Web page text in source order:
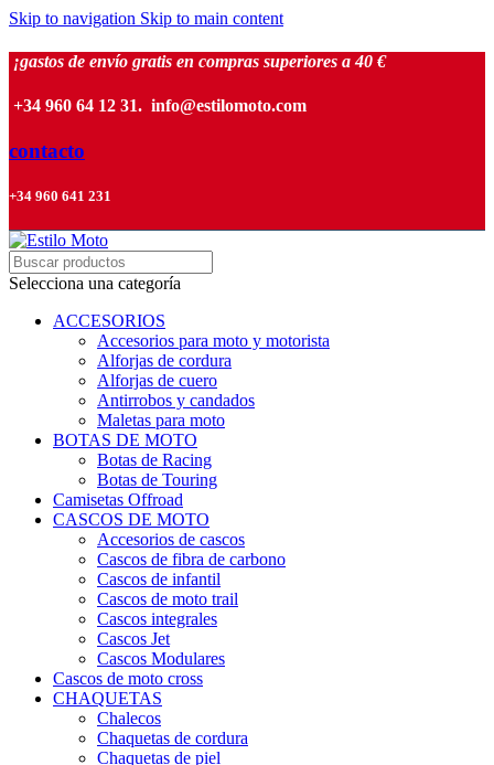
Skip to navigation Skip to main content
¡gastos de envío gratis en compras superiores a 40 €
+34 960 64 12 31. info@estilomoto.com
contacto
+34 960 641 231
Selecciona una categoría
ACCESORIOS
Accesorios para moto y motorista
Alforjas de cordura
Alforjas de cuero
Antirrobos y candados
Maletas para moto
BOTAS DE MOTO
Botas de Racing
Botas de Touring
Camisetas Offroad
CASCOS DE MOTO
Accesorios de cascos
Cascos de fibra de carbono
Cascos de infantil
Cascos de moto trail
Cascos integrales
Cascos Jet
Cascos Modulares
Cascos de moto cross
CHAQUETAS
Chalecos
Chaquetas de cordura
Chaquetas de piel